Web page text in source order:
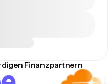
Finanzpartnern